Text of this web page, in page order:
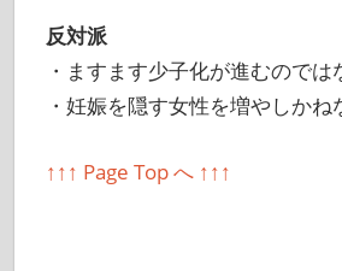
反対派
・ますます少子化が進むのでは
・妊娠を隠す女性を増やしかね
↑↑↑ Page Top へ ↑↑↑